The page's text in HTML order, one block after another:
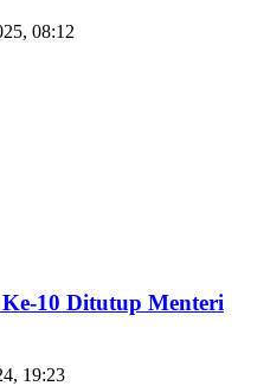
08:12
10 Ditutup Menteri
19:23